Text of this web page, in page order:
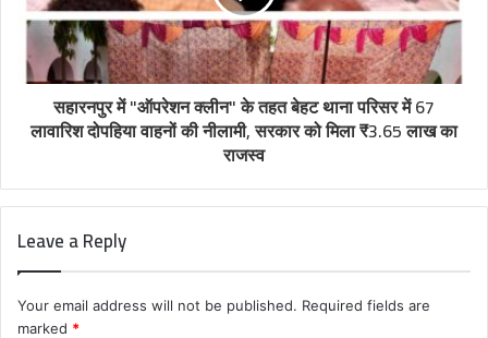
सहारनपुर में "ऑपरेशन क्लीन" के तहत बेहट थाना परिसर में 67
लावारिश दोपहिया वाहनों की नीलामी, सरकार को मिला ₹3.65 लाख का
राजस्व
Leave a Reply
Your email address will not be published. Required fields are
marked *